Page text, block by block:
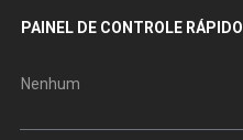
PAINEL DE CONTROLE RÁPIDO
Nenhum